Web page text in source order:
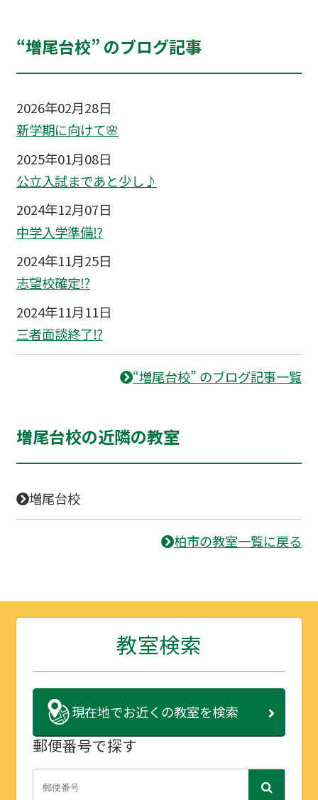
“増尾台校” のブログ記事
2026年02月28日
新学期に向けて🌸
2025年01月08日
公立入試まであと少し♪
2024年12月07日
中学入学準備⁉
2024年11月25日
志望校確定⁉
2024年11月11日
三者面談終了⁉
“増尾台校” のブログ記事一覧
増尾台校の近隣の教室
増尾台校
柏市の教室一覧に戻る
教室検索
現在地でお近くの教室を検索
郵便番号で探す